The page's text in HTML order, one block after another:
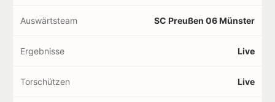
Auswärtsteam SC Preußen 06 Münster
Ergebnisse Live
Torschützen Live